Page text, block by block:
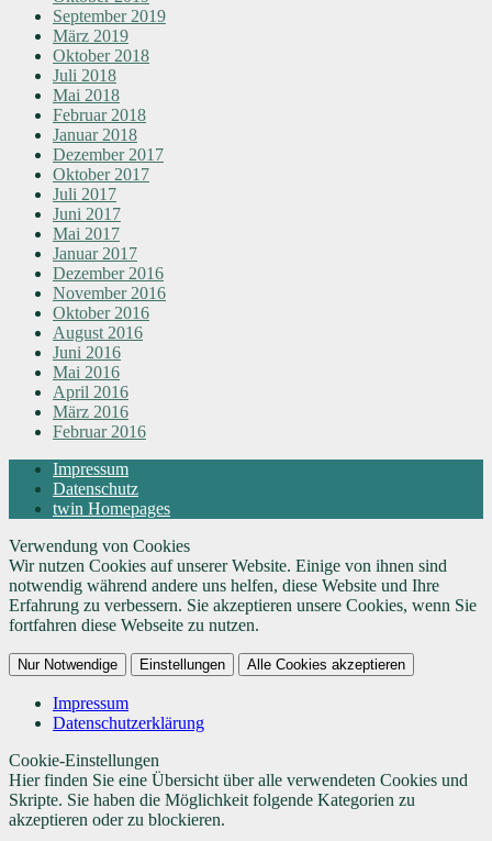
September 2019
März 2019
Oktober 2018
Juli 2018
Mai 2018
Februar 2018
Januar 2018
Dezember 2017
Oktober 2017
Juli 2017
Juni 2017
Mai 2017
Januar 2017
Dezember 2016
November 2016
Oktober 2016
August 2016
Juni 2016
Mai 2016
April 2016
März 2016
Februar 2016
Impressum
Datenschutz
twin Homepages
Verwendung von Cookies
Wir nutzen Cookies auf unserer Website. Einige von ihnen sind
notwendig während andere uns helfen, diese Website und Ihre
Erfahrung zu verbessern. Sie akzeptieren unsere Cookies, wenn Sie
fortfahren diese Webseite zu nutzen.
Nur Notwendige Einstellungen Alle Cookies akzeptieren
Impressum
Datenschutzerklärung
Cookie-Einstellungen
Hier finden Sie eine Übersicht über alle verwendeten Cookies und
Skripte. Sie haben die Möglichkeit folgende Kategorien zu
akzeptieren oder zu blockieren.